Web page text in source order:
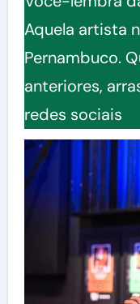
Aquela artista
Pernambuco.
anteriores,
redes sociais